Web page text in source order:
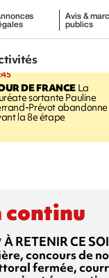
Avis &
publics
DE FRANCELa
sortante Pauline
Prévot abandonne
la 8e étape
continu
À RETENIR CE
concours de
fermée,